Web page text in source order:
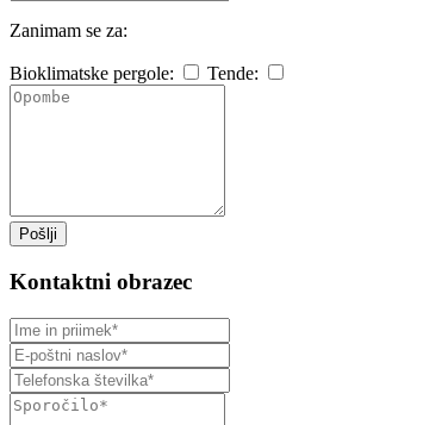
Zanimam se za:
Bioklimatske pergole: Tende:
Pošlji
Kontaktni obrazec